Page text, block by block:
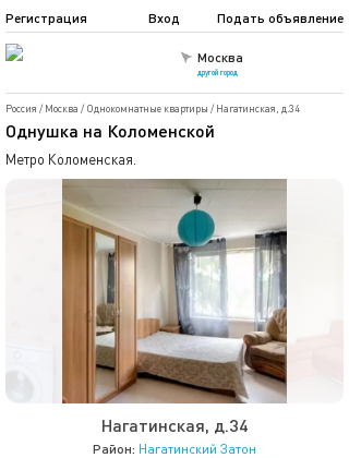
Москва
другой город
Подать объявление
Регистрация Вход
Россия / Москва / Однокомнатные квартиры / Нагатинская, д.34
Однушка на Коломенской
Метро Коломенская.
Нагатинская, д.34
Район: Нагатинский Затон